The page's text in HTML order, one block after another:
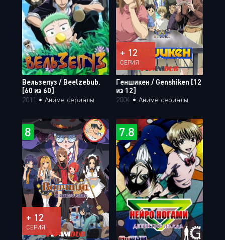
Вельзепуз / Beelzebub.
[60 из 60]
2011 • Аниме сериалы
+ 12
СЕРИЯ
Геншикен / Genshiken [12
из 12]
2004 • Аниме сериалы
8
+ 12
СЕРИЯ
7.8